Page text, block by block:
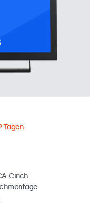
Tagen
Cinch